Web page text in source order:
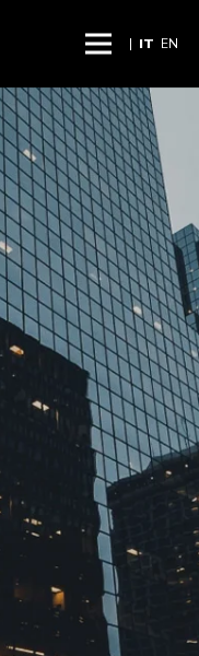
| IT EN